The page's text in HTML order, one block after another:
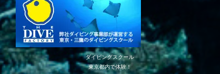
ダイビングスクール
東京都内で体験！